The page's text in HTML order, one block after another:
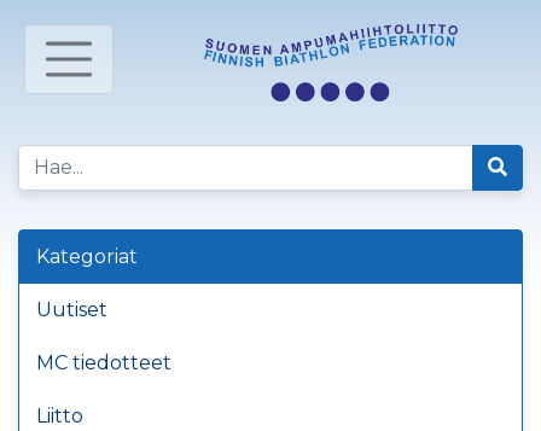
Kategoriat
Uutiset
MC tiedotteet
Liitto